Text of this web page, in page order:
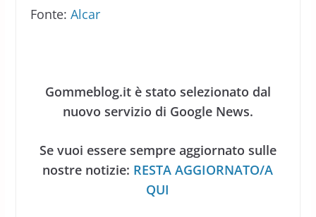
Fonte: Alcar
Gommeblog.it è stato selezionato dal
nuovo servizio di Google News.
Se vuoi essere sempre aggiornato sulle
nostre notizie: RESTA AGGIORNATO/A
QUI